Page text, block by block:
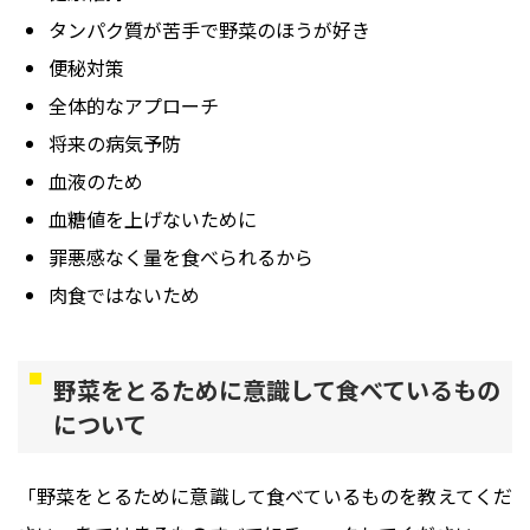
タンパク質が苦手で野菜のほうが好き
便秘対策
全体的なアプローチ
将来の病気予防
血液のため
血糖値を上げないために
罪悪感なく量を食べられるから
肉食ではないため
野菜をとるために意識して食べているもの
について
「野菜をとるために意識して食べているものを教えてくだ